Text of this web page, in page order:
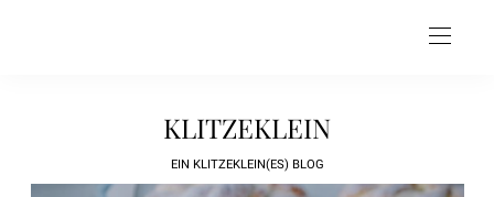
KLITZEKLEIN
EIN KLITZEKLEIN(ES) BLOG